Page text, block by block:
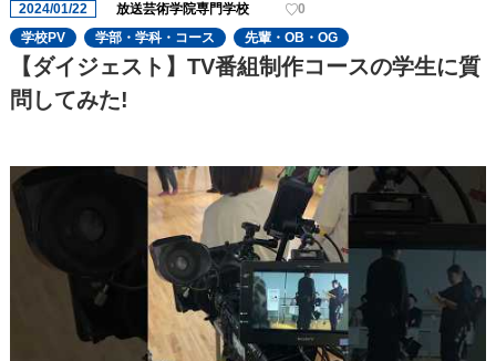
2024/01/22 放送芸術学院専門学校
0
学校PV
学部・学科・コース 先輩・OB・OG
【ダイジェスト】TV番組制作コースの学生に質
問してみた!